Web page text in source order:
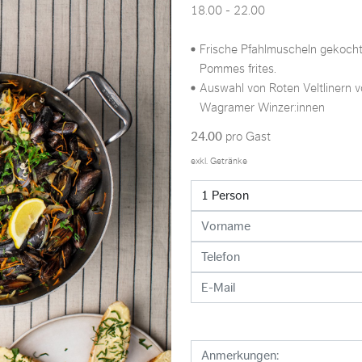
18.00 - 22.00
Frische Pfahlmuscheln
Pommes frites.
Auswahl von Roten Veltlinern
Wagramer Winzer:innen
24.00 pro Gast
exkl. Getränke